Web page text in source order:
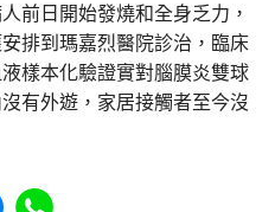
前日開始發燒和全身乏力，
排到瑪嘉烈醫院診治，臨床
樣本化驗證實對腦膜炎雙球
有外遊，家居接觸者至今沒
to Facebook
Share to WhatsApp